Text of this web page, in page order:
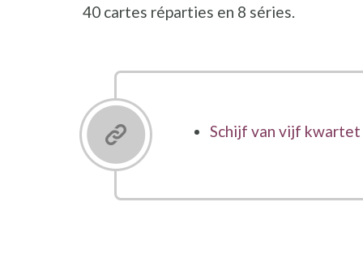
40 cartes réparties en 8 séries.
Schijf van vijf kwartet